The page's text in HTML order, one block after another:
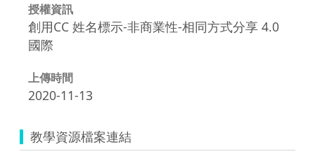
授權資訊
創用CC 姓名標示-非商業性-相同方式分享 4.0
國際
上傳時間
2020-11-13
教學資源檔案連結